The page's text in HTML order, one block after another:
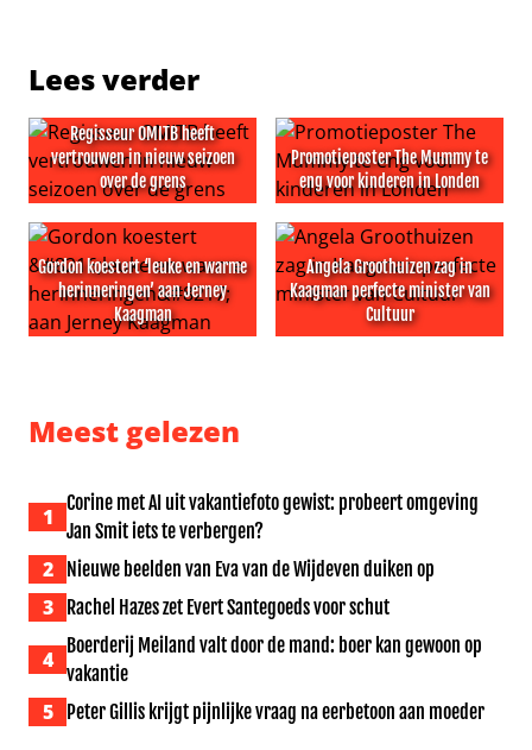
Lees verder
Regisseur OMITB heeft
vertrouwen in nieuw seizoen
over de grens
Regisseur OMITB heeft vertrouwen in nieuw seizoen
Promotieposter The Mummy te
eng voor kinderen in Londen
Promotieposter The
Gordon koestert ‘leuke en warme
herinneringen’ aan Jerney
Kaagman
Angela Groothuizen zag in
Kaagman perfecte minister van
Cultuur
Meest gelezen
1
Corine met AI uit vakantiefoto gewist: probeert omgeving
Jan Smit iets te verbergen?
2 Nieuwe beelden van Eva van de Wijdeven duiken op
3 Rachel Hazes zet Evert Santegoeds voor schut
4
Boerderij Meiland valt door de mand: boer kan gewoon op
vakantie
5 Peter Gillis krijgt pijnlijke vraag na eerbetoon aan moeder